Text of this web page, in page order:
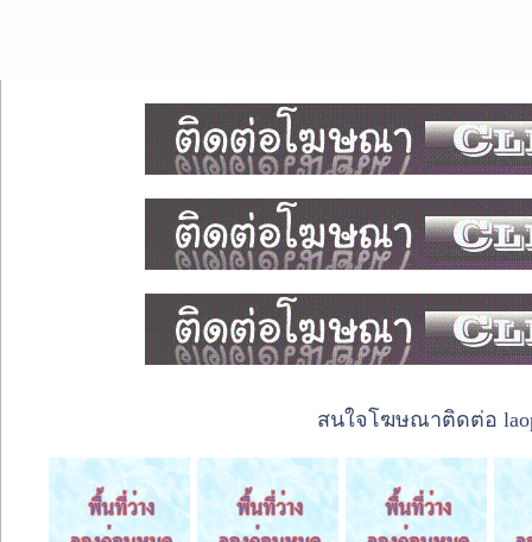
สนใจโฆษณาติดต่อ